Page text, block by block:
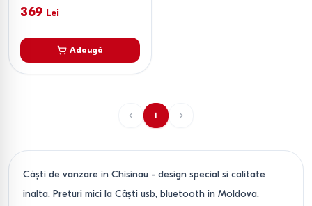
369 Lei
Adaugă
1
Căşti de vanzare in Chisinau - design special si calitate
inalta. Preturi mici la Căşti usb, bluetooth in Moldova.